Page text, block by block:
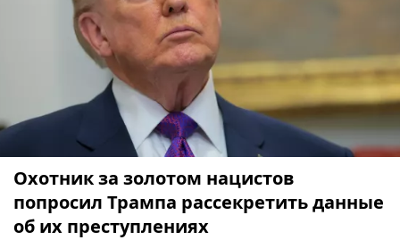
Охотник за золотом нацистов
попросил Трампа рассекретить данные
об их преступлениях